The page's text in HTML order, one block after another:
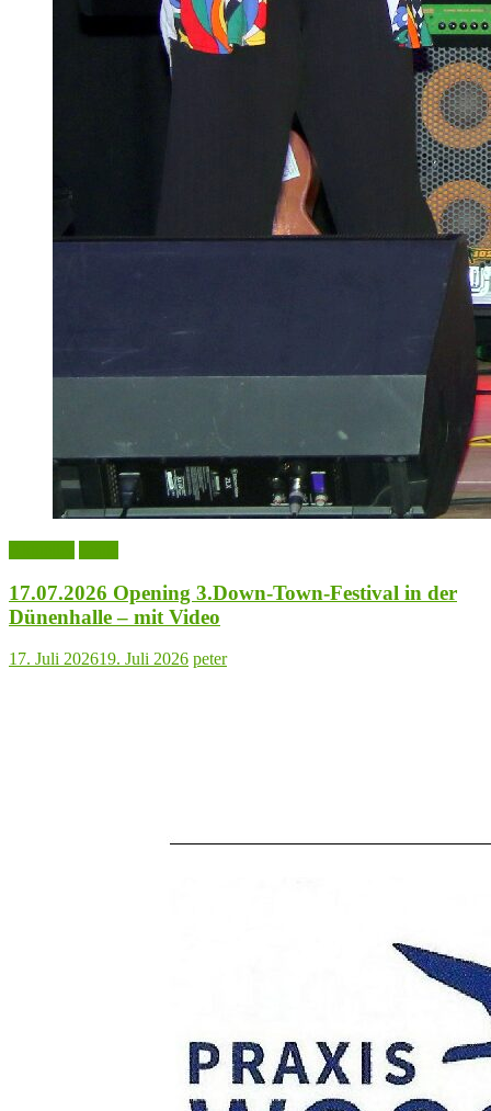
17.07.2026 Opening 3.Down-Town-Festival in der
Dünenhalle – mit Video
17. Juli 202619. Juli 2026 peter